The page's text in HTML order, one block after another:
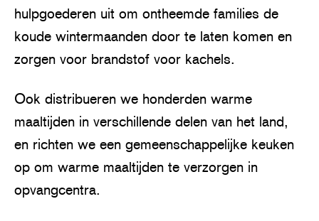
hulpgoederen uit om ontheemde families de
koude wintermaanden door te laten komen en
zorgen voor brandstof voor kachels.
Ook distribueren we honderden warme
maaltijden in verschillende delen van het land,
en richten we een gemeenschappelijke keuken
op om warme maaltijden te verzorgen in
opvangcentra.